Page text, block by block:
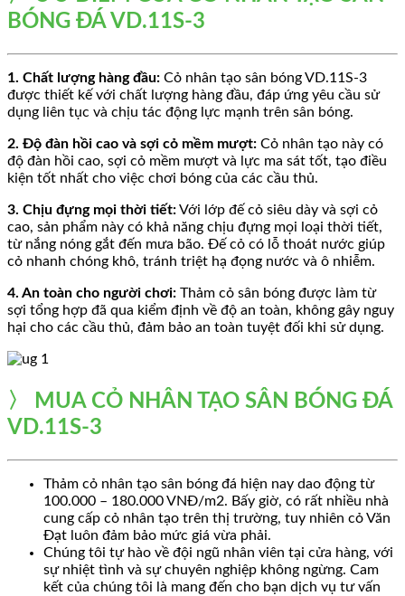
BÓNG ĐÁ VD.11S-3
1. Chất lượng hàng đầu: Cỏ nhân tạo sân bóng VD.11S-3
được thiết kế với chất lượng hàng đầu, đáp ứng yêu cầu sử
dụng liên tục và chịu tác động lực mạnh trên sân bóng.
2. Độ đàn hồi cao và sợi cỏ mềm mượt: Cỏ nhân tạo này có
độ đàn hồi cao, sợi cỏ mềm mượt và lực ma sát tốt, tạo điều
kiện tốt nhất cho việc chơi bóng của các cầu thủ.
3. Chịu đựng mọi thời tiết:Với lớp đế cỏ siêu dày và sợi cỏ
cao, sản phẩm này có khả năng chịu đựng mọi loại thời tiết,
từ nắng nóng gắt đến mưa bão. Đế cỏ có lỗ thoát nước giúp
cỏ nhanh chóng khô, tránh triệt hạ đọng nước và ô nhiễm.
4. An toàn cho người chơi: Thảm cỏ sân bóng được làm từ
sợi tổng hợp đã qua kiểm định về độ an toàn, không gây nguy
hại cho các cầu thủ, đảm bảo an toàn tuyệt đối khi sử dụng.
〉 MUA CỎ NHÂN TẠO SÂN BÓNG ĐÁ
VD.11S-3
Thảm cỏ nhân tạo sân bóng đá hiện nay dao động từ
100.000 – 180.000 VNĐ/m2. Bấy giờ, có rất nhiều nhà
cung cấp cỏ nhân tạo trên thị trường, tuy nhiên cỏ Văn
Đạt luôn đảm bảo mức giá vừa phải.
Chúng tôi tự hào về đội ngũ nhân viên tại cửa hàng, với
sự nhiệt tình và sự chuyên nghiệp không ngừng. Cam
kết của chúng tôi là mang đến cho bạn dịch vụ tư vấn